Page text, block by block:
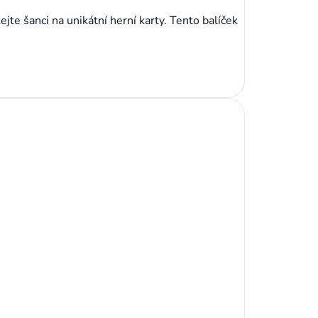
šanci na unikátní herní karty. Tento balíček